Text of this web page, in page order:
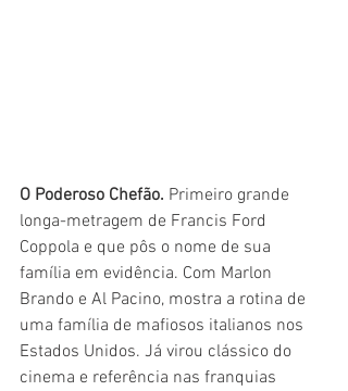
O Poderoso Chefão. Primeiro grande
longa-metragem de Francis Ford
Coppola e que pôs o nome de sua
família em evidência. Com Marlon
Brando e Al Pacino, mostra a rotina de
uma família de mafiosos italianos nos
Estados Unidos. Já virou clássico do
cinema e referência nas franquias